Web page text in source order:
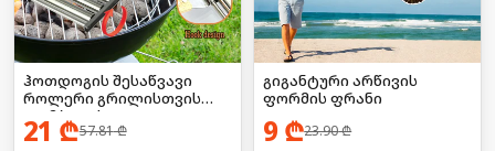
ჰოთდოგის შესაწვავი
როლერი გრილისთვის
(კომპლექტი)
21 ₾57.81₾
გიგანტური არწივის
ფორმის ფრანი
9 ₾23.90₾